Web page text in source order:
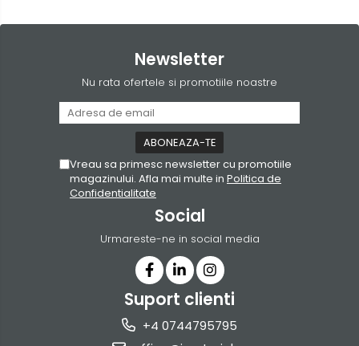
Newsletter
Nu rata ofertele si promotiile noastre
Vreau sa primesc newsletter cu promotiile
magazinului. Afla mai multe in Politica de
Confidentialitate
Social
Urmareste-ne in social media
Suport clienti
+4 0744795795